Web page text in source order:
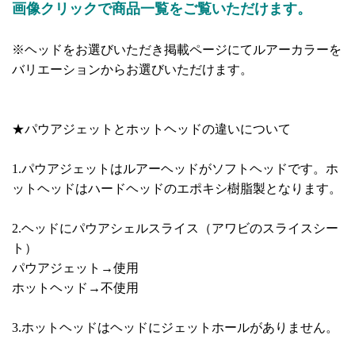
画像クリックで商品一覧をご覧いただけます。
※ヘッドをお選びいただき掲載ページにてルアーカラーを
バリエーションからお選びいただけます。
★パウアジェットとホットヘッドの違いについて
1.パウアジェットはルアーヘッドがソフトヘッドです。ホ
ットヘッドはハードヘッドのエポキシ樹脂製となります。
2.ヘッドにパウアシェルスライス（アワビのスライスシー
ト）
パウアジェット→使用
ホットヘッド→不使用
3.ホットヘッドはヘッドにジェットホールがありません。